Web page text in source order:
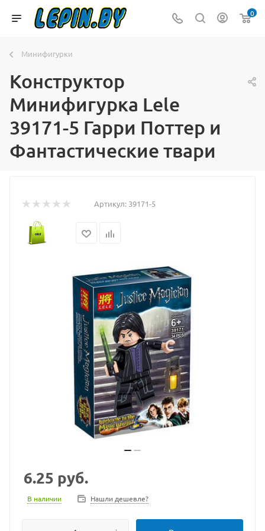
0
Минифигурки
Конструктор
Минифигурка Lele
39171-5 Гарри Поттер и
Фантастические твари
Артикул: 39171-5
6.25 руб.
В наличии Нашли дешевле?